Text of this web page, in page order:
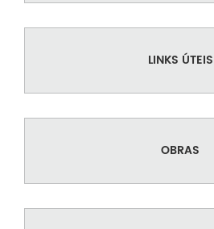
LINKS ÚTEIS
OBRAS